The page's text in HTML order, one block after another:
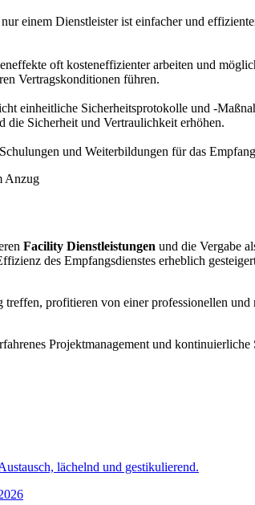
einem Dienstleister ist einfacher und
oft kosteneffizienter arbeiten und
Vertragskonditionen führen.
einheitliche Sicherheitsprotokolle und -
die Sicherheit und Vertraulichkeit erhöhen.
und Weiterbildungen für das
Facility Dienstleistungen und die Vergabe
des Empfangsdienstes erheblich
treffen, profitieren von einer professionellen
Projektmanagement und